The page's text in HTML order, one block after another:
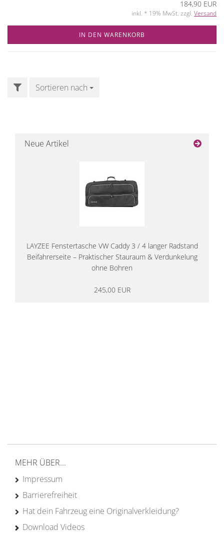
184,90 EUR
inkl. * 19% MwSt. zzgl. Versand
IN DEN WARENKORB
FILTERSortieren nach
Sortieren nach
Neue Artikel
LAYZEE Fenstertasche VW Caddy 3 / 4 langer Radstand
Beifahrerseite – Praktischer Stauraum & Verdunkelung
ohne Bohren
245,00 EUR
MEHR ÜBER...
Impressum
Barrierefreiheit
Hat dein Fahrzeug eine Originalverkleidung?
Download Videos